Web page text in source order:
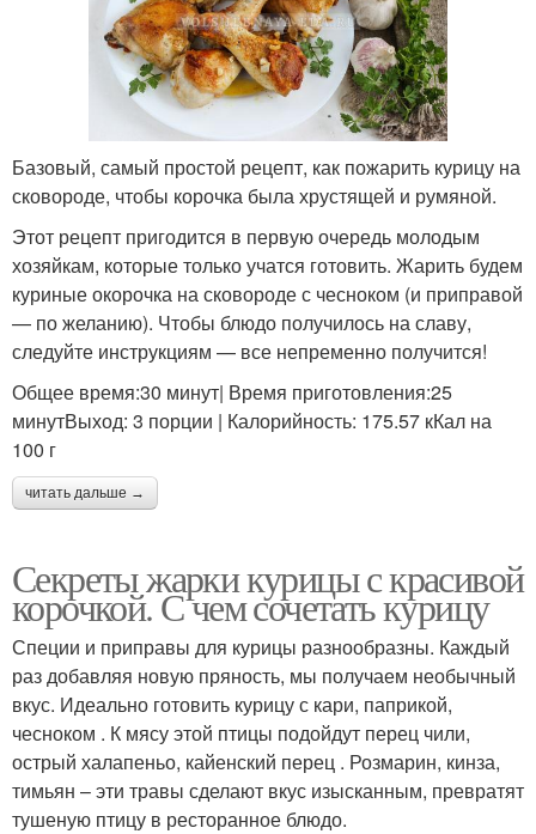
Базовый, самый простой рецепт, как пожарить курицу на
сковороде, чтобы корочка была хрустящей и румяной.
Этот рецепт пригодится в первую очередь молодым
хозяйкам, которые только учатся готовить. Жарить будем
куриные окорочка на сковороде с чесноком (и приправой
— по желанию). Чтобы блюдо получилось на славу,
следуйте инструкциям — все непременно получится!
Общее время:30 минут| Время приготовления:25
минутВыход: 3 порции | Калорийность: 175.57 кКал на
100 г
читать дальше →
Секреты жарки курицы с красивой
корочкой. С чем сочетать курицу
Специи и приправы для курицы разнообразны. Каждый
раз добавляя новую пряность, мы получаем необычный
вкус. Идеально готовить курицу с кари, паприкой,
чесноком . К мясу этой птицы подойдут перец чили,
острый халапеньо, кайенский перец . Розмарин, кинза,
тимьян – эти травы сделают вкус изысканным, превратят
тушеную птицу в ресторанное блюдо.